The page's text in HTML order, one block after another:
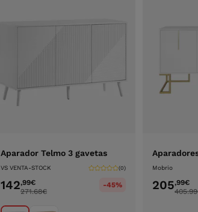
Aparador Telmo 3 gavetas
VS VENTA-STOCK (0)
142,99€
271.68€
-45%
Mobrio
205,99€
405.99